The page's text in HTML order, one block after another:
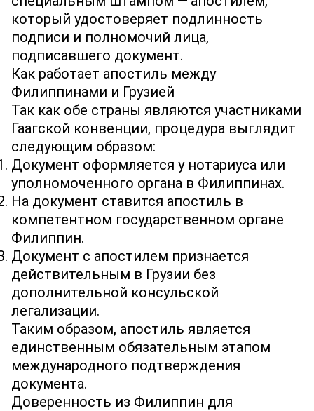
который удостоверяет подлинность
подписи и полномочий лица,
подписавшего документ.
Как работает апостиль между
Филиппинами и Грузией
Так как обе страны являются участниками
Гаагской конвенции, процедура выглядит
следующим образом:
Документ оформляется у нотариуса или
уполномоченного органа в Филиппинах.
На документ ставится апостиль в
компетентном государственном органе
Филиппин.
Документ с апостилем признается
действительным в Грузии без
дополнительной консульской
легализации.
Таким образом, апостиль является
единственным обязательным этапом
международного подтверждения
документа.
Доверенность из Филиппин для